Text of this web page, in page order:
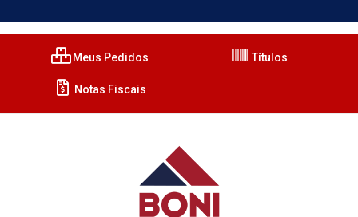
Meus Pedidos Títulos
Notas Fiscais